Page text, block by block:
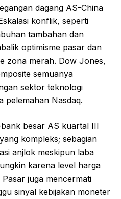
dagang AS-China
konflik, seperti
tambahan dan
optimisme pasar dan
zona merah. Dow Jones,
semuanya
sektor teknologi
pelemahan Nasdaq.
besar AS kuartal III
kompleks; sebagian
anjlok meskipun laba
karena level harga
juga mencermati
sinyal kebijakan moneter